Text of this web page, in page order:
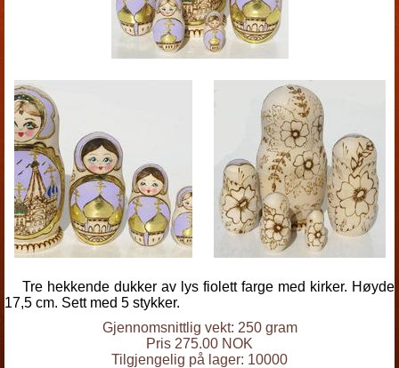
Tre hekkende dukker av lys fiolett farge med kirker. Høyde
17,5 cm. Sett med 5 stykker.
Gjennomsnittlig vekt: 250 gram
Pris 275.00 NOK
Tilgjengelig på lager: 10000